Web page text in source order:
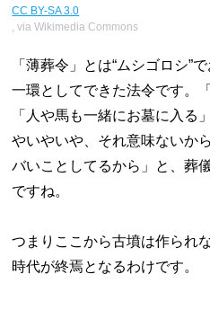
CC BY-SA 3.0
, via Wikimedia Commons
「薄葬令」とは“ムシゴロシ”
一環としてできた法令です。
「人や馬も一緒にお墓に入る
やいやいや、それ意味ないか
バいことしてるから」と、葬
ですね。
つまりここから古墳は作られ
時代が終焉となるわけです。